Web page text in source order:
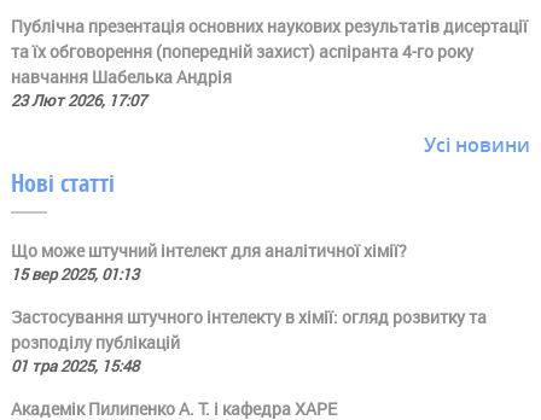
Публічна презентація основних наукових результатів дисертації
та їх обговорення (попередній захист) аспіранта 4-го року
навчання Шабелька Андрія
23 Лют 2026, 17:07
Усі новини
Нові статті
Що може штучний інтелект для аналітичної хімії?
15 вер 2025, 01:13
Застосування штучного інтелекту в хімії: огляд розвитку та
розподілу публікацій
01 тра 2025, 15:48
Академік Пилипенко А. Т. і кафедра ХАРЕ